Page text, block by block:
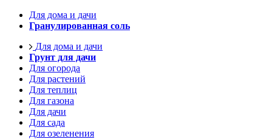
Для дома и дачи
Гранулированная соль
Для дома и дачи
Грунт для дачи
Для огорода
Для растений
Для теплиц
Для газона
Для дачи
Для сада
Для озеленения